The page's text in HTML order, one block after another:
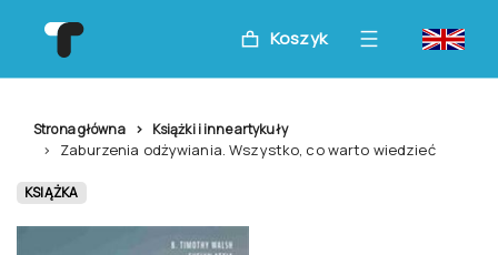
Koszyk
Strona główna Książki i inne artykuły
Zaburzenia odżywiania. Wszystko, co warto wiedzieć
KSIĄŻKA